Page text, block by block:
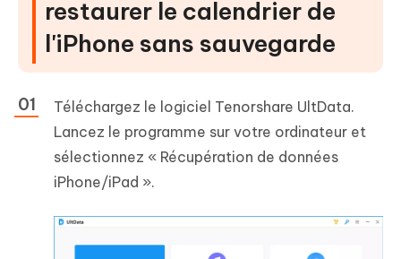
restaurer le calendrier de
l'iPhone sans sauvegarde
Téléchargez le logiciel Tenorshare UltData.
Lancez le programme sur votre ordinateur et
sélectionnez « Récupération de données
iPhone/iPad ».